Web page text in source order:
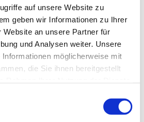
auf unsere Website zu
geben wir Informationen zu Ihrer
Website an unsere Partner für
und Analysen weiter. Unsere
möglicherweise mit
die Sie ihnen bereitgestellt